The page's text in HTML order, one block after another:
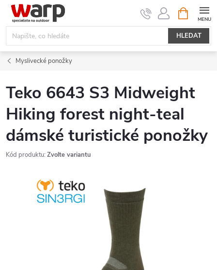
Přejít
obsah
HLEDAT
NÁKUPNÍ
KOŠÍK
Myslivecké ponožky
Teko 6643 S3 Midweight
Hiking forest night-teal
dámské turistické ponožky
Kód produktu: Zvolte variantu